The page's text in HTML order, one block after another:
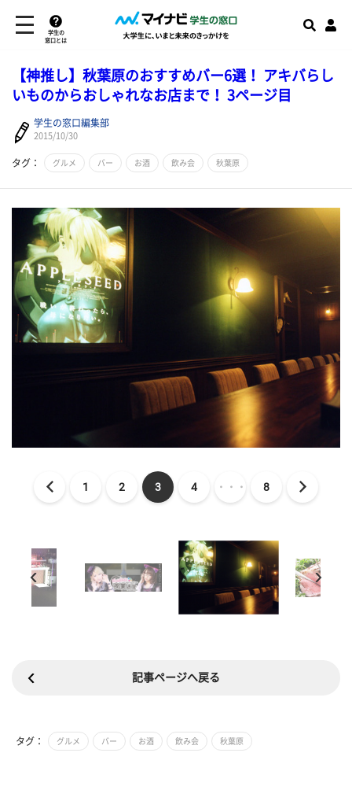
学生の
窓口とは
【神推し】秋葉原のおすすめバー6選！ アキバらし
いものからおしゃれなお店まで！ 3ページ目
学生の窓口編集部
2015/10/30
タグ： グルメ バー お酒 飲み会 秋葉原
1 2 3 4 ・・・ 8
記事ページへ戻る
タグ： グルメ バー お酒 飲み会 秋葉原